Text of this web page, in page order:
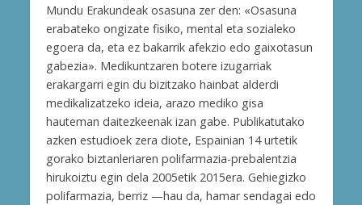
Mundu Erakundeak osasuna zer den: «Osasuna
erabateko ongizate fisiko, mental eta sozialeko
egoera da, eta ez bakarrik afekzio edo gaixotasun
gabezia». Medikuntzaren botere izugarriak
erakargarri egin du bizitzako hainbat alderdi
medikalizatzeko ideia, arazo mediko gisa
hauteman daitezkeenak izan gabe. Publikatutako
azken estudioek zera diote, Espainian 14 urtetik
gorako biztanleriaren polifarmazia-prebalentzia
hirukoiztu egin dela 2005etik 2015era. Gehiegizko
polifarmazia, berriz —hau da, hamar sendagai edo